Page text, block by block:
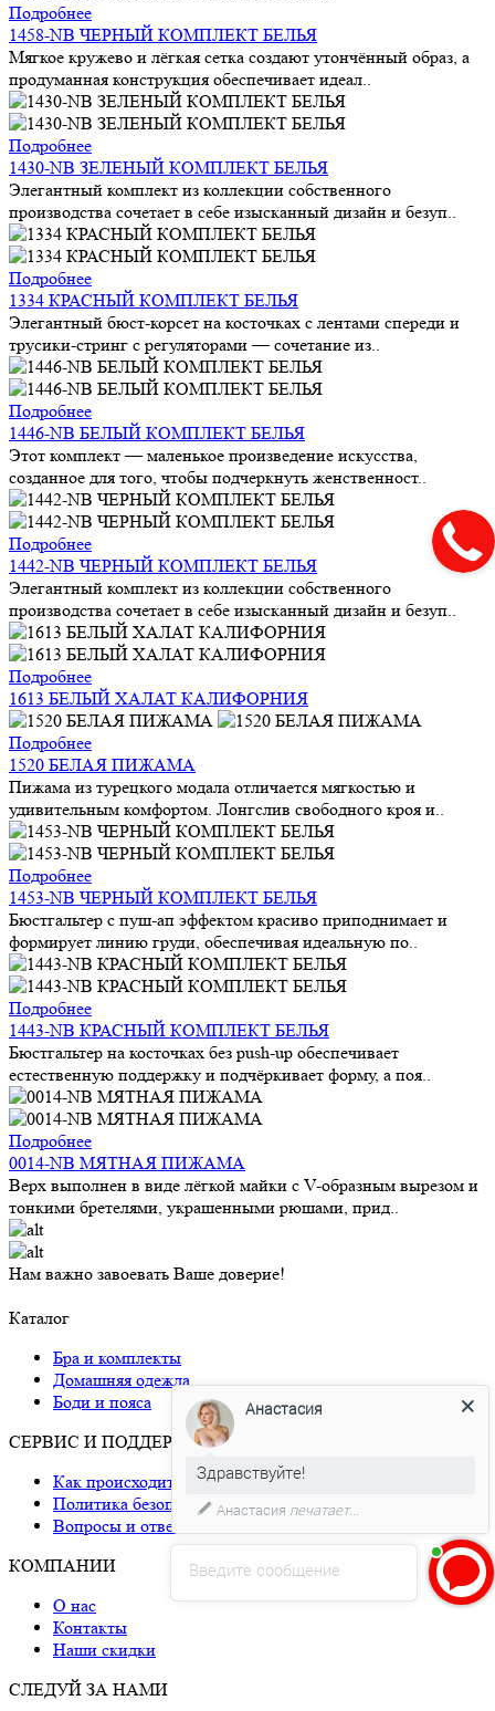
Подробнее
1458-NB ЧЕРНЫЙ КОМПЛЕКТ БЕЛЬЯ
Мягкое кружево и лёгкая сетка создают утончённый образ, а
продуманная конструкция обеспечивает идеал..
Подробнее
1430-NB ЗЕЛЕНЫЙ КОМПЛЕКТ БЕЛЬЯ
Элегантный комплект из коллекции собственного
производства сочетает в себе изысканный дизайн и безуп..
Подробнее
1334 КРАСНЫЙ КОМПЛЕКТ БЕЛЬЯ
Элегантный бюст-корсет на косточках с лентами спереди и
трусики-стринг с регуляторами — сочетание из..
Подробнее
1446-NB БЕЛЫЙ КОМПЛЕКТ БЕЛЬЯ
Этот комплект — маленькое произведение искусства,
созданное для того, чтобы подчеркнуть женственност..
Подробнее
1442-NB ЧЕРНЫЙ КОМПЛЕКТ БЕЛЬЯ
Элегантный комплект из коллекции собственного
производства сочетает в себе изысканный дизайн и безуп..
Подробнее
1613 БЕЛЫЙ ХАЛАТ КАЛИФОРНИЯ
Подробнее
1520 БЕЛАЯ ПИЖАМА
Пижама из турецкого модала отличается мягкостью и
удивительным комфортом. Лонгслив свободного кроя и..
Подробнее
1453-NB ЧЕРНЫЙ КОМПЛЕКТ БЕЛЬЯ
Бюстгальтер с пуш-ап эффектом красиво приподнимает и
формирует линию груди, обеспечивая идеальную по..
Подробнее
1443-NB КРАСНЫЙ КОМПЛЕКТ БЕЛЬЯ
Бюстгальтер на косточках без push-up обеспечивает
естественную поддержку и подчёркивает форму, а поя..
Подробнее
0014-NB МЯТНАЯ ПИЖАМА
Верх выполнен в виде лёгкой майки с V-образным вырезом и
тонкими бретелями, украшенными рюшами, прид..
Нам важно завоевать Ваше доверие!
Каталог
Бра и комплекты
Домашняя одежда
Боди и пояса
СЕРВИС И ПОДДЕРЖКА
Как происходит доставка
Политика безопасности
Вопросы и ответы
КОМПАНИИ
О нас
Контакты
Наши скидки
СЛЕДУЙ ЗА НАМИ
Введите сообщение
Здравствуйте!
Давайте мы поможем Вам с
размером!)